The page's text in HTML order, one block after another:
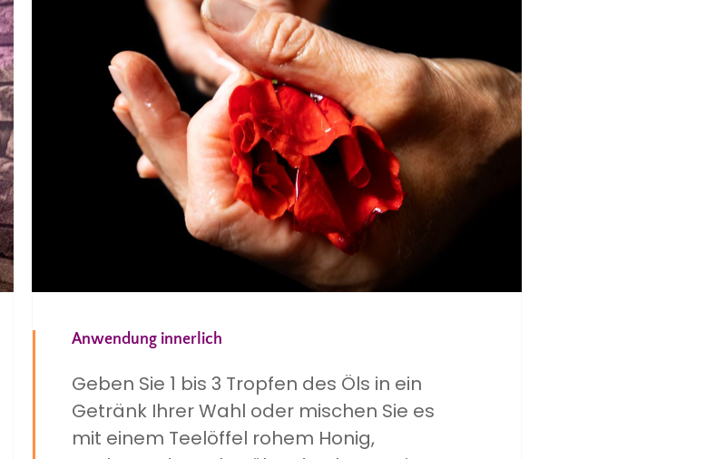
Anwendung innerlich
Geben Sie 1 bis 3 Tropfen des Öls in ein
Getränk Ihrer Wahl oder mischen Sie es
mit einem Teelöffel rohem Honig,